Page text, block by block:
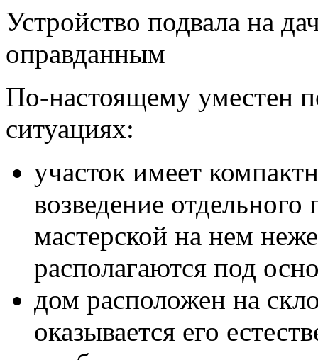
Устройство подвала на
оправданным
По-настоящему уместен
ситуациях:
участок имеет
возведение
мастерской на нем
располагаются под
дом расположен на
оказывается его